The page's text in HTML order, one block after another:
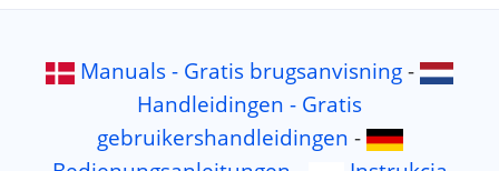
Manuals - Gratis brugsanvisning-
Handleidingen - Gratis
gebruikershandleidingen -